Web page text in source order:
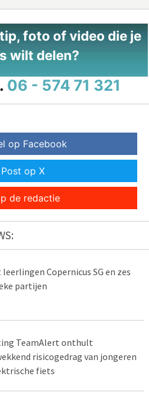
foto of video die je
wilt delen?
06 - 574 71 321
op Facebook
Post op X
de redactie
leerlingen Copernicus SG en zes
partijen
TeamAlert onthult
risicogedrag van jongeren
fiets